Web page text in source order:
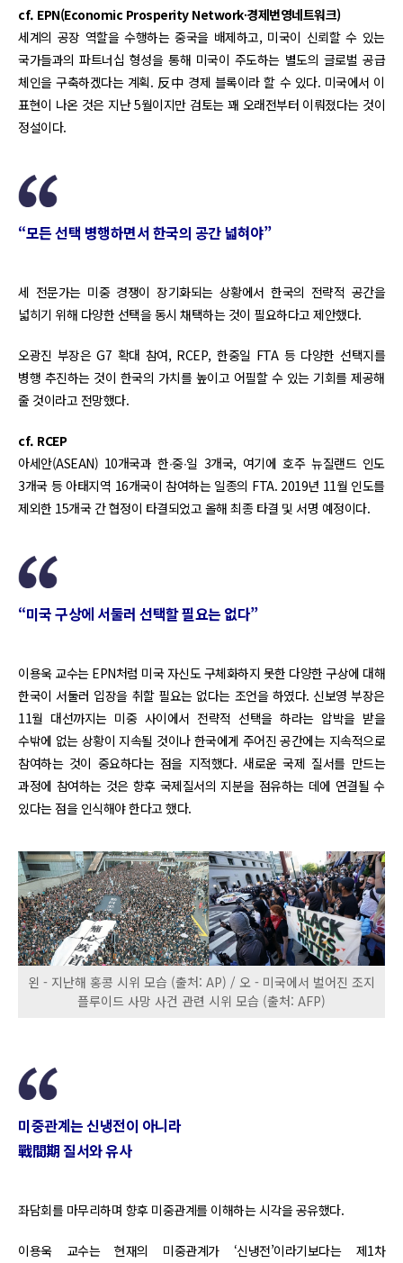
cf. EPN(Economic Prosperity Network∙경제번영네트워크)
세계의 공장 역할을 수행하는 중국을 배제하고, 미국이 신뢰할 수 있는
국가들과의 파트너십 형성을 통해 미국이 주도하는 별도의 글로벌 공급
체인을 구축하겠다는 계획. 反中 경제 블록이라 할 수 있다. 미국에서 이
표현이 나온 것은 지난 5월이지만 검토는 꽤 오래전부터 이뤄졌다는 것이
정설이다.
“모든 선택 병행하면서 한국의 공간 넓혀야”
세 전문가는 미중 경쟁이 장기화되는 상황에서 한국의 전략적 공간을
넓히기 위해 다양한 선택을 동시 채택하는 것이 필요하다고 제안했다.
오광진 부장은 G7 확대 참여, RCEP, 한중일 FTA 등 다양한 선택지를
병행 추진하는 것이 한국의 가치를 높이고 어필할 수 있는 기회를 제공해
줄 것이라고 전망했다.
cf. RCEP
아세안(ASEAN) 10개국과 한∙중∙일 3개국, 여기에 호주 뉴질랜드 인도
3개국 등 아태지역 16개국이 참여하는 일종의 FTA. 2019년 11월 인도를
제외한 15개국 간 협정이 타결되었고 올해 최종 타결 및 서명 예정이다.
“미국 구상에 서둘러 선택할 필요는 없다”
이용욱 교수는 EPN처럼 미국 자신도 구체화하지 못한 다양한 구상에 대해
한국이 서둘러 입장을 취할 필요는 없다는 조언을 하였다. 신보영 부장은
11월 대선까지는 미중 사이에서 전략적 선택을 하라는 압박을 받을
수밖에 없는 상황이 지속될 것이나 한국에게 주어진 공간에는 지속적으로
참여하는 것이 중요하다는 점을 지적했다. 새로운 국제 질서를 만드는
과정에 참여하는 것은 향후 국제질서의 지분을 점유하는 데에 연결될 수
있다는 점을 인식해야 한다고 했다.
왼 - 지난해 홍콩 시위 모습 (출처: AP) / 오 - 미국에서 벌어진 조지
플루이드 사망 사건 관련 시위 모습 (출처: AFP)
미중관계는 신냉전이 아니라
戰間期 질서와 유사
좌담회를 마무리하며 향후 미중관계를 이해하는 시각을 공유했다.
이용욱 교수는 현재의 미중관계가 ‘신냉전’이라기보다는 제1차